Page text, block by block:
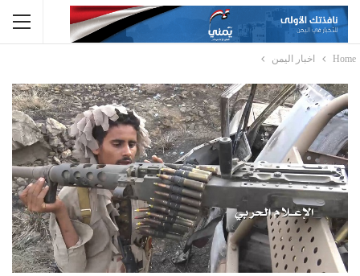
Home اخبار اليمن